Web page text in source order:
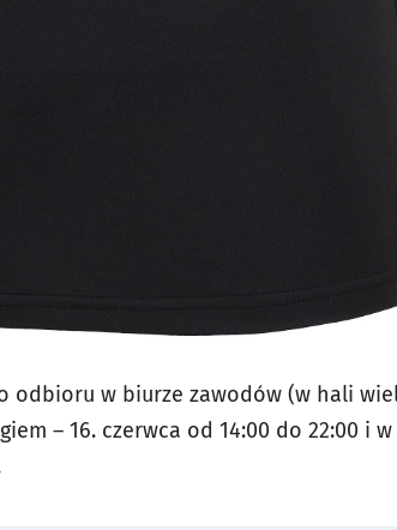
odbioru w biurze zawodów (w hali
– 16. czerwca od 14:00 do 22:00 i